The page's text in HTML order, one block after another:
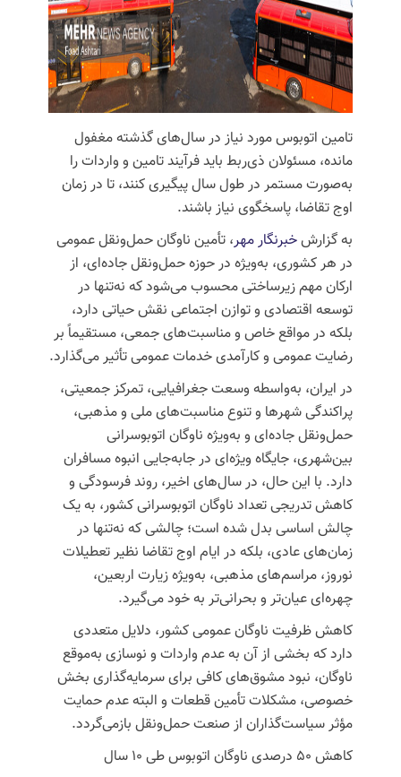
تامین اتوبوس مورد نیاز در سال‌های گذشته مغفول
مانده، مسئولان ذی‌ربط باید فرآیند تامین و واردات را
به‌صورت مستمر در طول سال پیگیری کنند، تا در زمان
اوج تقاضا، پاسخگوی نیاز باشند.
به گزارشخبرنگار مهر، تأمین ناوگان حمل‌ونقل عمومی
در هر کشوری، به‌ویژه در حوزه حمل‌ونقل جاده‌ای، از
ارکان مهم زیرساختی محسوب می‌شود که نه‌تنها در
توسعه اقتصادی و توازن اجتماعی نقش حیاتی دارد،
بلکه در مواقع خاص و مناسبت‌های جمعی، مستقیماً بر
رضایت عمومی و کارآمدی خدمات عمومی تأثیر می‌گذارد.
در ایران، به‌واسطه وسعت جغرافیایی، تمرکز جمعیتی،
پراکندگی شهرها و تنوع مناسبت‌های ملی و مذهبی،
حمل‌ونقل جاده‌ای و به‌ویژه ناوگان اتوبوسرانی
بین‌شهری، جایگاه ویژه‌ای در جابه‌جایی انبوه مسافران
دارد. با این حال، در سال‌های اخیر، روند فرسودگی و
کاهش تدریجی تعداد ناوگان اتوبوسرانی کشور، به یک
چالش اساسی بدل شده است؛ چالشی که نه‌تنها در
زمان‌های عادی، بلکه در ایام اوج تقاضا نظیر تعطیلات
نوروز، مراسم‌های مذهبی، به‌ویژه زیارت اربعین،
چهره‌ای عیان‌تر و بحرانی‌تر به خود می‌گیرد.
کاهش ظرفیت ناوگان عمومی کشور، دلایل متعددی
دارد که بخشی از آن به عدم واردات و نوسازی به‌موقع
ناوگان، نبود مشوق‌های کافی برای سرمایه‌گذاری بخش
خصوصی، مشکلات تأمین قطعات و البته عدم حمایت
مؤثر سیاست‌گذاران از صنعت حمل‌ونقل بازمی‌گردد.
کاهش ۵۰ درصدی ناوگان اتوبوس طی ۱۰ سال